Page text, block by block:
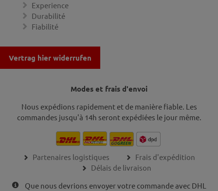
Experience
Durabilité
Fiabilité
Vertrag hier widerrufen
Modes et frais d'envoi
Nous expédions rapidement et de manière fiable. Les
commandes jusqu'à 14h seront expédiées le jour même.
Partenaires logistiques
Frais d'expédition
Délais de livraison
Que nous devrions envoyer votre commande avec DHL